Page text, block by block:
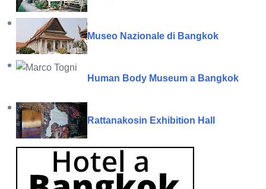
Museo Nazionale di Bangkok
Human Body Museum a Bangkok
Rattanakosin Exhibition Hall